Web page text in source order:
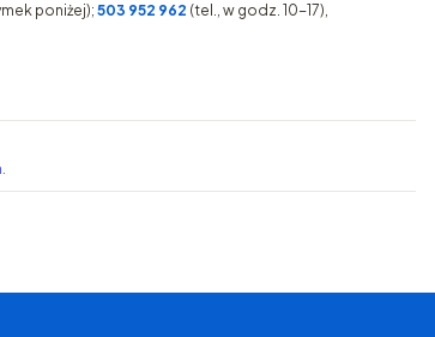
poniżej); 503 952 962 (tel., w godz. 10-17),